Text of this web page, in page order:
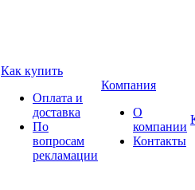
Как купить
Оплата и
доставка
По
вопросам
рекламации
Компания
О
компании
Контакты